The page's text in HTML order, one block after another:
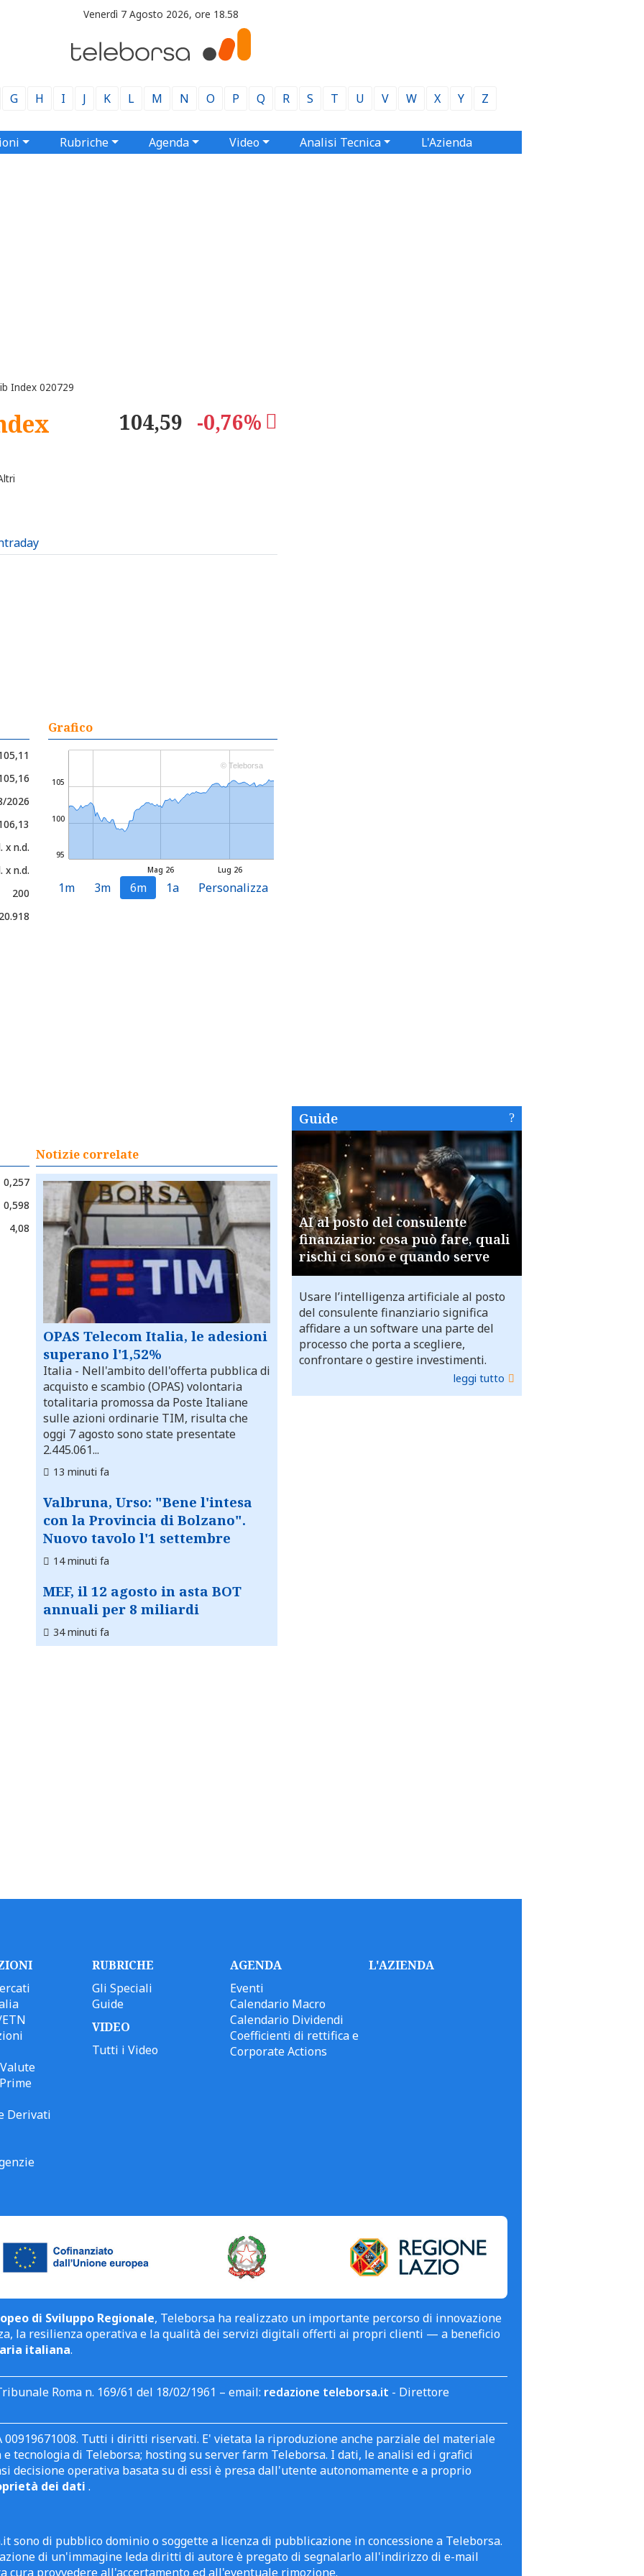
Venerdì 7 Agosto 2026, ore 18.58
G H I J K L M N O P Q R S T U V W X Y Z
Rubriche Agenda Video Analisi Tecnica L'Azienda
Index 020729
104,59 -0,76%
2026
x n.d.
x n.d.
200
Grafico
Lug 26
Mag 26
95
100
105
© Teleborsa
1m 3m 6m 1a Personalizza
0,257
0,598
4,08
Notizie correlate
OPAS Telecom Italia, le adesioni
superano l'1,52%
Italia - Nell'ambito dell'offerta pubblica di
acquisto e scambio (OPAS) volontaria
totalitaria promossa da Poste Italiane
sulle azioni ordinarie TIM, risulta che
oggi 7 agosto sono state presentate
2.445.061...
13 minuti fa
Valbruna, Urso: "Bene l'intesa
con la Provincia di Bolzano".
Nuovo tavolo l'1 settembre
14 minuti fa
MEF, il 12 agosto in asta BOT
annuali per 8 miliardi
34 minuti fa
Guide
AI al posto del consulente
finanziario: cosa può fare, quali
rischi ci sono e quando serve
Usare l’intelligenza artificiale al posto
del consulente finanziario significa
affidare a un software una parte del
processo che porta a scegliere,
confrontare o gestire investimenti.
leggi tutto
Derivati
RUBRICHE
Gli Speciali
Guide
VIDEO
Tutti i Video
AGENDA
Eventi
Calendario Macro
Calendario Dividendi
Coefficienti di rettifica e
Corporate Actions
L'AZIENDA
di Sviluppo Regionale, Teleborsa ha realizzato un importante percorso di innovazione
la resilienza operativa e la qualità dei servizi digitali offerti ai propri clienti — a beneficio
italiana.
Roma n. 169/61 del 18/02/1961 – email: redazione teleborsa.it - Direttore
00919671008. Tutti i diritti riservati. E' vietata la riproduzione anche parziale del materiale
tecnologia di Teleborsa; hosting su server farm Teleborsa. I dati, le analisi ed i grafici
decisione operativa basata su di essi è presa dall'utente autonomamente e a proprio
dei dati .
sono di pubblico dominio o soggette a licenza di pubblicazione in concessione a Teleborsa.
di un'immagine leda diritti di autore è pregato di segnalarlo all'indirizzo di e-mail
cura provvedere all'accertamento ed all'eventuale rimozione.